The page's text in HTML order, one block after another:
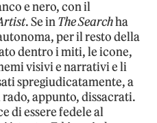
e nero, con il
. Se inThe Searchha
per il resto della
dentro i miti, le icone,
visivi e narrativi e li
spregiudicatamente, a
appunto, dissacrati.
di essere fedele al